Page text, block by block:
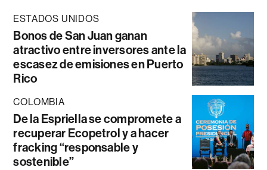
ESTADOS UNIDOS
Bonos de San Juan ganan
atractivo entre inversores ante la
escasez de emisiones en Puerto
Rico
COLOMBIA
De la Espriella se compromete a
recuperar Ecopetrol y a hacer
fracking “responsable y
sostenible”